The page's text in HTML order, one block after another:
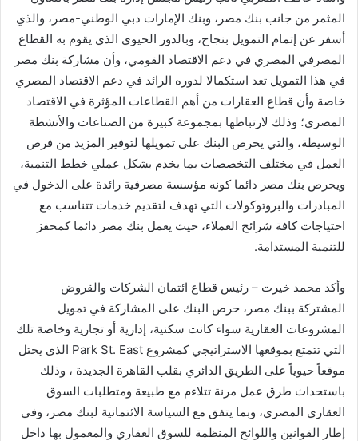
المثمر من جانب بنك مصر، وبنك الإمارات دبي الوطني-مصر، والذي
أسفر عن إتمام التمويل بنجاح، وبالدور الحيوي الذي يقوم به القطاع
المصرفي المصري في دعم الاقتصاد القومي، وأن مشاركة بنك مصر
في هذا التمويل تعد استكمالا لدوره الرائد في دعم الاقتصاد المصري
خاصة وأن قطاع العقارات من أهم القطاعات المؤثرة في الاقتصاد
المصري؛ وذلك لارتباطها بمجموعة كبيرة من الصناعات والأنشطة
الوسيطة، والتي يحرص البنك على تمويلها لتوفير المزيد من فرص
العمل في مختلف التخصصات بما يخدم بشكل عملي خطط التنمية،
ويحرص بنك مصر دائما كونه مؤسسة مصرفية رائدة على الدخول في
المبادرات والبروتوكولات التي تهدف لتقديم خدمات تتناسب مع
احتياجات كافة شرائح العملاء، حيث يعمل بنك مصر دائما كمحفز
للتنمية المستدامة.
وأكد محمد خيرت – رئيس قطاع ائتمان الشركات والقروض
المشتركة ببنك مصر، حرص البنك على المشاركة في تمويل
المشروعات العقارية سواء كانت سكنية، إدارية أو تجارية وخاصة تلك
التي تتمتع بموقعها الاستراتيجي كمشروع Park St. East الذى يحتل
موقعاً حيوياً على الطريق الدائري بقلب القاهرة الجديدة ، وذلك
باستحداث طرق عمل مرنة تتلاءم مع طبيعة ومتطلبات السوق
العقاري المصري، وبما يتفق مع السياسة الائتمانية لبنك مصر، وفي
إطار القوانين واللوائح المنظمة للسوق العقاري والمعمول بها داخل